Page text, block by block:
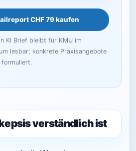
CHF 79 kaufen
KI Brief bleibt für KMU im
lesbar; konkrete Praxisangebote
verständlich ist